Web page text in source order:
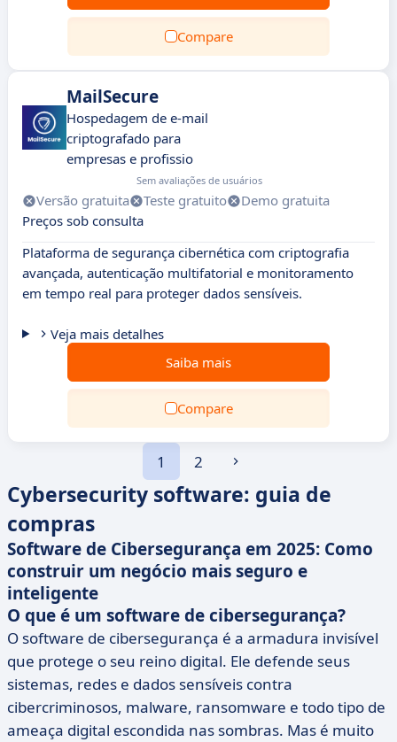
Compare
MailSecure
Hospedagem de e-mail
criptografado para
empresas e profissio
Sem avaliações de usuários
Versão gratuita Teste gratuito
Demo gratuita
Preços sob consulta
Plataforma de segurança cibernética com criptografia
avançada, autenticação multifatorial e monitoramento
em tempo real para proteger dados sensíveis.
Veja mais detalhes
Saiba mais
Compare
1 2
Cybersecurity software: guia de
compras
Software de Cibersegurança em 2025: Como
construir um negócio mais seguro e
inteligente
O que é um software de cibersegurança?
O software de cibersegurança é a armadura invisível
que protege o seu reino digital. Ele defende seus
sistemas, redes e dados sensíveis contra
cibercriminosos, malware, ransomware e todo tipo de
ameaça digital escondida nas sombras. Mas é muito